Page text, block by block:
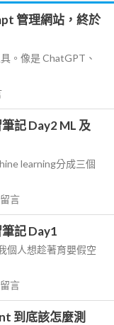
管理網站，終於
。像是 ChatGPT、
記 Day2 ML 及
learning分成三個
言
記 Day1
個人想趁著育嬰假空
言
到底該怎麼測